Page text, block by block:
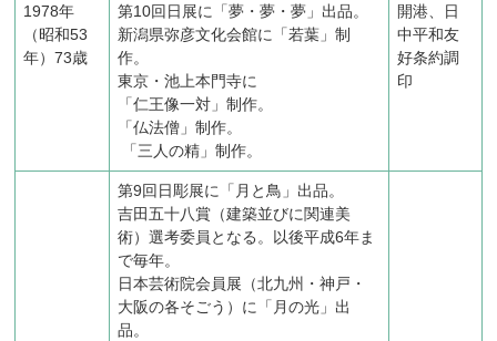
1978年
（昭和53
年）73歳
第10回日展に「夢・夢・夢」出品。
新潟県弥彦文化会館に「若葉」制
作。
東京・池上本門寺に
「仁王像一対」制作。
「仏法僧」制作。
「三人の精」制作。
開港、日
中平和友
好条約調
印
第9回日彫展に「月と鳥」出品。
吉田五十八賞（建築並びに関連美
術）選考委員となる。以後平成6年ま
で毎年。
日本芸術院会員展（北九州・神戸・
大阪の各そごう）に「月の光」出
品。